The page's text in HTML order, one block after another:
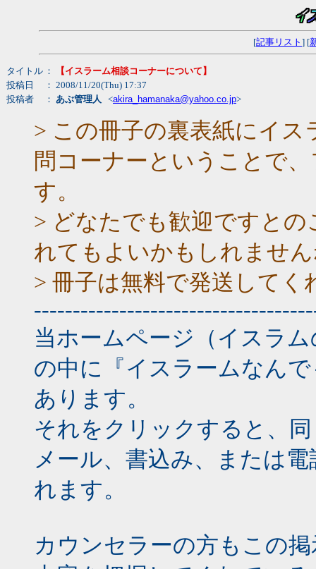
[記事リスト ] [
タイトル ：
【イスラーム相談コーナーについて】
投稿日
： 2008/11/20(Thu) 17:37
投稿者
： あぶ管理人 <akira_hamanaka@yahoo.co.jp>
> この冊子の裏表紙にイ
問コーナーということで
す。
> どなたでも歓迎ですと
れてもよいかもしれませ
> 冊子は無料で発送してく
当ホームページ（イスラ
の中に『イスラームなん
あります。
それをクリックすると、
メール、書込み、または
れます。
カウンセラーの方もこの